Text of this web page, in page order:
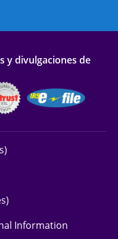
y divulgaciones de
Information